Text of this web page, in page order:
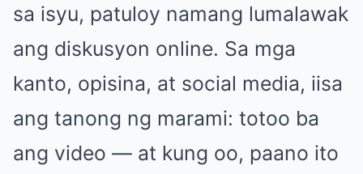
sa isyu, patuloy namang lumalawak
ang diskusyon online. Sa mga
kanto, opisina, at social media, iisa
ang tanong ng marami: totoo ba
ang video — at kung oo, paano ito